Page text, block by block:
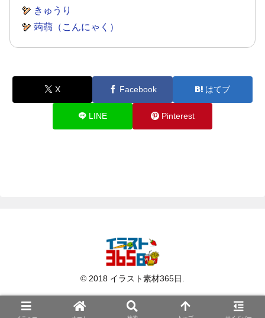
きゅうり
蒟蒻（こんにゃく）
X Facebook はてブ
LINE Pinterest
© 2018 イラスト素材365日.